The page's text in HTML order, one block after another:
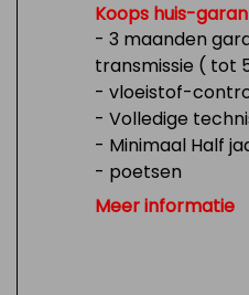
Koops huis-
- 3 maanden
transmissie ( tot
- vloeistof-
- Volledige
- Minimaal Half
- poetsen
- Tank 1/4 vol
Meer informatie